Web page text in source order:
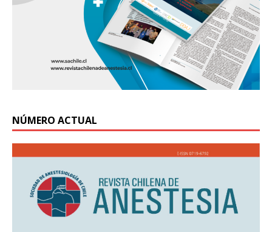
NÚMERO ACTUAL